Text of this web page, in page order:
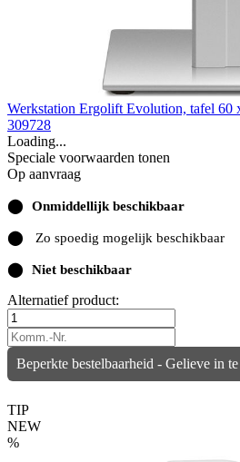
Werkstation Ergolift Evolution, tafel 60
309728
Loading...
Speciale voorwaarden tonen
Op aanvraag
⬤ Onmiddellijk beschikbaar
⬤ Zo spoedig mogelijk beschikbaar
⬤ Niet beschikbaar
Alternatief product:
Beperkte bestelbaarheid - Gelieve in
TIP
NEW
%